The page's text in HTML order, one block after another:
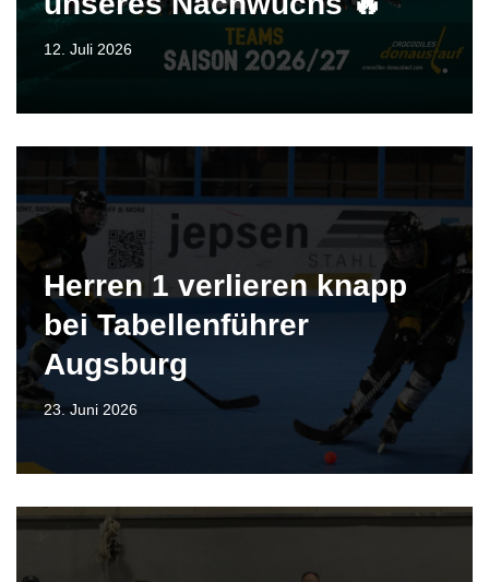
12. Juli 2026
Herren 1 verlieren knapp
bei Tabellenführer
Augsburg
23. Juni 2026